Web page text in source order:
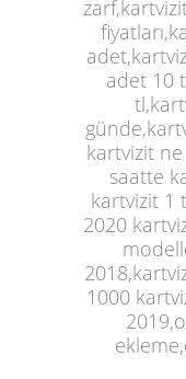
adet 10
kartvizit
saatte
kartvizit 1
2020
1000